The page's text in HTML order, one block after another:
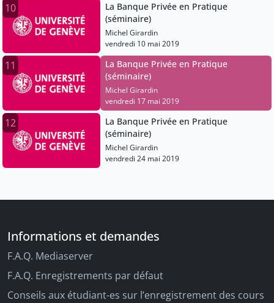
10
La Banque Privée en Pratique
(séminaire)
Michel Girardin
vendredi 10 mai 2019
11
La Banque Privée en Pratique
(séminaire)
Michel Girardin
vendredi 17 mai 2019
12
La Banque Privée en Pratique
(séminaire)
Michel Girardin
vendredi 24 mai 2019
Informations et demandes
F.A.Q. Mediaserver
F.A.Q. Enregistrements par défaut
Conseils aux étudiant-es sur l’enregistrement des cours